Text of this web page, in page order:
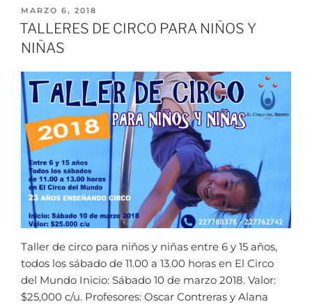
MARZO 6, 2018
TALLERES DE CIRCO PARA NIÑOS Y
NIÑAS
Taller de circo para niños y niñas entre 6 y 15 años,
todos los sábado de 11.00 a 13.00 horas en El Circo
del Mundo Inicio: Sábado 10 de marzo 2018. Valor:
$25,000 c/u. Profesores: Oscar Contreras y Alana